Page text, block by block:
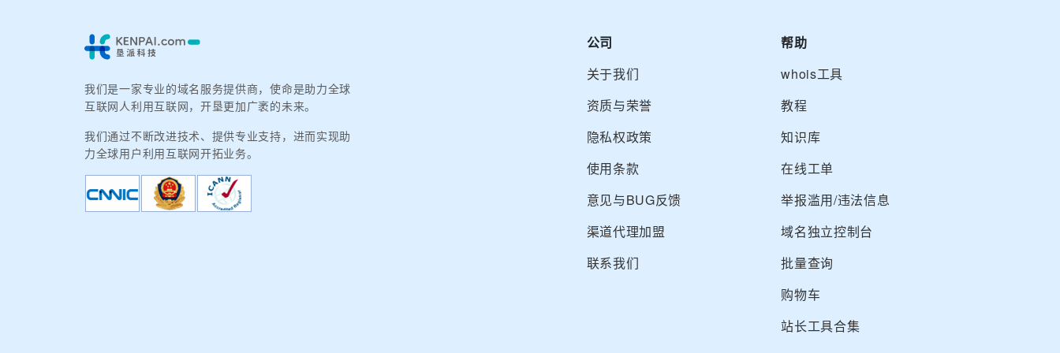
我们是一家专业的域名服务提供商，使命是助力全球
互联网人利用互联网，开垦更加广袤的未来。
我们通过不断改进技术、提供专业支持，进而实现助
力全球用户利用互联网开拓业务。
公司
关于我们
资质与荣誉
隐私权政策
使用条款
意见与BUG反馈
渠道代理加盟
联系我们
帮助
whois工具
教程
知识库
在线工单
举报滥用/违法信息
域名独立控制台
批量查询
购物车
站长工具合集